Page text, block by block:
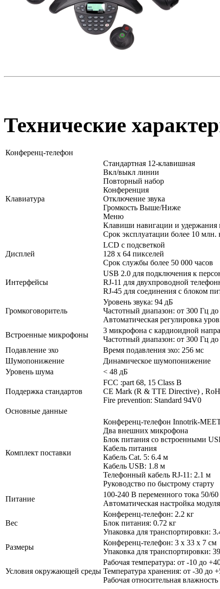
Технические
Конференц-телефон
Клавиатура
Стандартная 12-клавишная
Вкл/выкл линии
Повторный набор
Конференция
Отключение звука
Громкость Выше/Ниже
Меню
Клавиши навигации и удержания
Срок эксплуатации более 10 млн.
Дисплей
LCD с подсветкой
128 х 64 пикселей
Срок службы более 50 000 часов
Интерфейсы
USB 2.0 для подключения к
RJ-11 для двухпроводной
RJ-45 для соединения с блоком
Громкоговоритель
Уровень звука: 94 дБ
Частотный диапазон: от 300 Гц
Автоматическая регулировка
Встроенные микрофоны
3 микрофона с кардиоидной
Частотный диапазон: от 300 Гц
Подавление эхо
Время подавления эхо: 256 мс
Шумопонижение
Динамическое шумопонижение
Уровень шума
< 48 дБ
Поддержка стандартов
FCC :part 68, 15 Class B
CE Mark (R & TTE Directive) ,
Fire prevention: Standard 94V0
Основные данные
Комплект поставки
Конференц-телефон Innotrik-
Два внешних микрофона
Блок питания со встроенными
Кабель питания
Кабель Cat. 5: 6.4 м
Кабель USB: 1.8 м
Телефонный кабель RJ-11: 2.1 м
Руководство по быстрому старту
Питание
100-240 В переменного тока 50/
Автоматическая настройка
Вес
Конференц-телефон: 2.2 кг
Блок питания: 0.72 кг
Упаковка для транспортировки:
Размеры
Конференц-телефон: 3 x 33 x 7 см
Упаковка для транспортировки:
Условия окружающей среды
Рабочая температура: от -10 до
Температура хранения: от -30 до
Рабочая относительная